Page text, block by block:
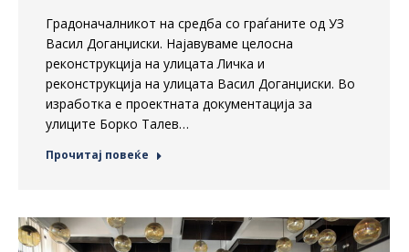
Градоначалникот на средба со граѓаните од УЗ
Васил Доганџиски. Најавуваме целосна
реконструкција на улицата Личка и
реконструкција на улицата Васил Доганџиски. Во
изработка е проектната документација за
улиците Борко Талев…
Прочитај повеќе